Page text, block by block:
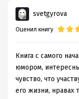
svetgyrova
Оценил книгу
Книга с самого
юмором,
чувство, что
его жизни, нравах